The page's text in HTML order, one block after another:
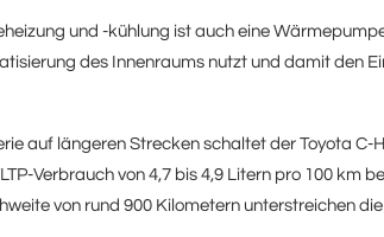
und -kühlung ist auch eine
des Innenraums nutzt und damit den
auf längeren Strecken schaltet der Toyota C-
Verbrauch von 4,7 bis 4,9 Litern pro 100 km
von rund 900 Kilometern unterstreichen